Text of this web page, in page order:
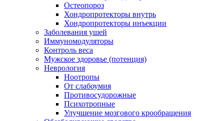
Остеопороз
Хондропротекторы внутрь
Хондропротекторы инъекции
Заболевания ушей
Иммуномодуляторы
Контроль веса
Мужское здоровье (потенция)
Неврология
Ноотропы
От слабоумия
Противосудорожные
Психотропные
Улучшение мозгового крообращения